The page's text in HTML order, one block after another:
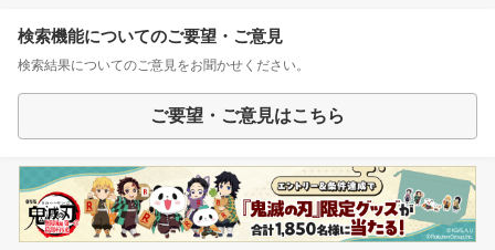
検索機能についてのご要望・ご意見
検索結果についてのご意見をお聞かせください。
ご要望・ご意見はこちら